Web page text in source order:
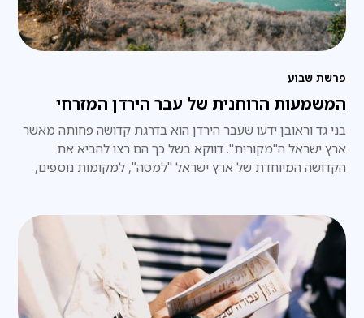
פרשת שבוע
המשמעות הרוחנית של עבר הירדן המזרחי
בני גד וראובן ידעו שעבר הירדן הוא בדרגת קדושה פחותה מאשר
ארץ ישראל ה"מקורית". דווקא בשל כך הם רצו להביא את
הקדושה המיוחדת של ארץ ישראל "למטה", למקומות נוספים,